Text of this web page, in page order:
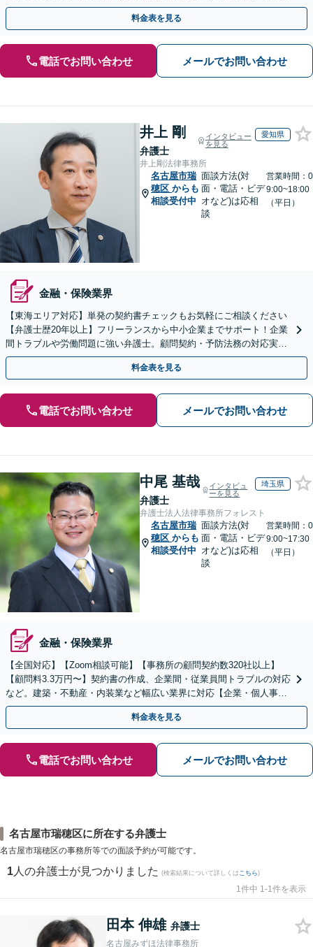
をフル活用し、経営の安定化を強力にサポートします。
料金表を見る
電話でお問い合わせ メールでお問い合わせ
井上 剛
弁護士
インタビュー
を見る
愛知県
井上剛法律事務所
名古屋市瑞
穂区 からも
相談受付中
面談方法(対
面・電話・ビデ
オなど)は応相
談
営業時間：0
9:00~18:00
（平日）
金融・保険業界
【東海エリア対応】単発の契約書チェックもお気軽にご相談ください
【弁護士歴20年以上】フリーランスから中小企業までサポート！企業
間トラブルや労働問題に強い弁護士。顧問契約・予防法務の対応実績
も豊富です。【夜間・休日面談可】【完全個室】
料金表を見る
電話でお問い合わせ メールでお問い合わせ
中尾 基哉
弁護士
インタビュ
ーを見る
埼玉県
弁護士法人法律事務所フォレスト
名古屋市瑞
穂区 からも
相談受付中
面談方法(対
面・電話・ビデ
オなど)は応相
談
営業時間：0
9:00~17:30
（平日）
金融・保険業界
【全国対応】【Zoom相談可能】【事務所の顧問契約数320社以上】
【顧問料3.3万円〜】契約書の作成、企業間・従業員間トラブルの対応
など。建築・不動産・内装業など幅広い業界に対応【企業・個人事業
主の方初回面談無料】
料金表を見る
電話でお問い合わせ メールでお問い合わせ
名古屋市瑞穂区に所在する弁護士
名古屋市瑞穂区の事務所等での面談予約が可能です。
1 人の弁護士が見つかりました (検索結果について詳しくは こちら)
1件中 1-1件を表示
田本 伸雄 弁護士
名古屋みずほ法律事務所